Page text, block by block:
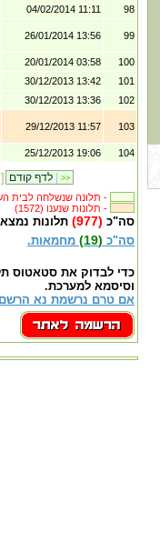
04/02/2014 11:11 98
26/01/2014 13:56 99
20/01/2014 03:58 100
30/12/2013 13:42 101
30/12/2013 13:36 102
29/12/2013 11:57 103
25/12/2013 19:06 104
] >>
תלונה שנשלחה לבית העסק -
(1572) תלונות שנענו -
סה"כ (977)
תלונות
סה"כ (19) מחמאות.
כדי לבדוק את סטאטוס
וסיסמא למערכת.
אם טרם נרשמת נא